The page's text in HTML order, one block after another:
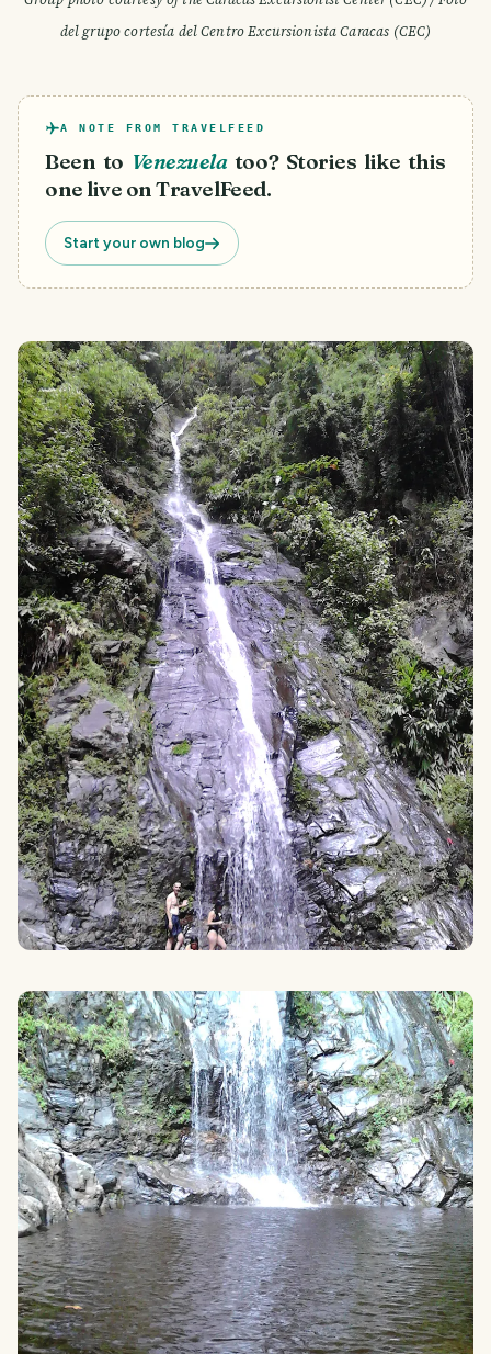
del grupo cortesía del Centro Excursionista Caracas (CEC)
A NOTE FROM TRAVELFEED
Been to Venezuela too? Stories like this
one live on TravelFeed.
Start your own blog